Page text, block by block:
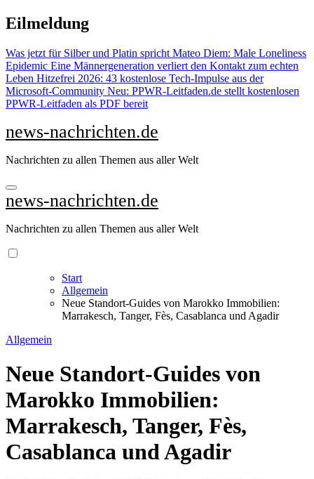
Zu
Inhalten
Eilmeldung
Was jetzt für Silber und Platin spricht Mateo Diem: Male Loneliness
Epidemic Eine Männergeneration verliert den Kontakt zum echten
Leben Hitzefrei 2026: 43 kostenlose Tech-Impulse aus der
Microsoft-Community Neu: PPWR-Leitfaden.de stellt kostenlosen
PPWR-Leitfaden als PDF bereit
news-nachrichten.de
Nachrichten zu allen Themen aus aller Welt
news-nachrichten.de
Nachrichten zu allen Themen aus aller Welt
Start
Allgemein
Neue Standort-Guides von Marokko Immobilien:
Marrakesch, Tanger, Fès, Casablanca und Agadir
Allgemein
Neue Standort-Guides von
Marokko Immobilien:
Marrakesch, Tanger, Fès,
Casablanca und Agadir